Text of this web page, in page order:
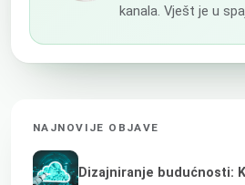
kanala. Vješt je u
NAJNOVIJE OBJAVE
Dizajniranje budućnosti: